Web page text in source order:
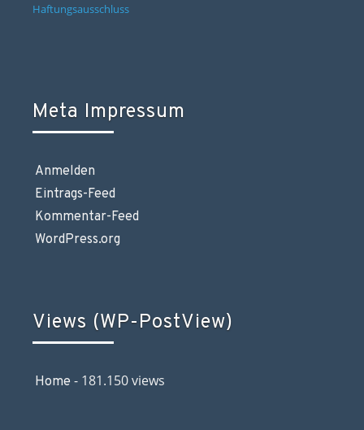
Haftungsausschluss
Meta Impressum
Anmelden
Eintrags-Feed
Kommentar-Feed
WordPress.org
Views (WP-PostView)
Home - 181.150 views